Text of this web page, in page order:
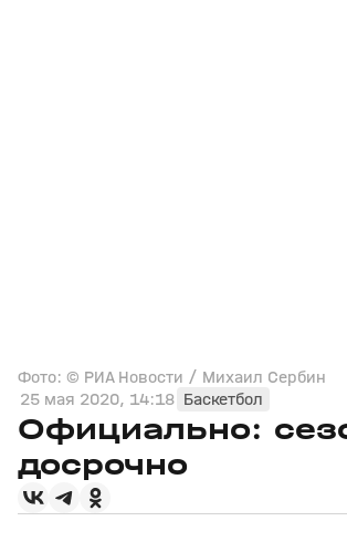
Фото: © РИА Новости / Михаил Сербин
25 мая 2020, 14:18 Баскетбол
Официально:
досрочно